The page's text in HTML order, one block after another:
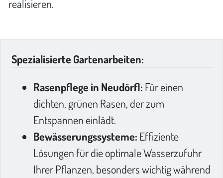
realisieren.
Spezialisierte Gartenarbeiten:
Rasenpflege in Neudörfl: Für einen
dichten, grünen Rasen, der zum
Entspannen einlädt.
Bewässerungssysteme: Effiziente
Lösungen für die optimale Wasserzufuhr
Ihrer Pflanzen, besonders wichtig während